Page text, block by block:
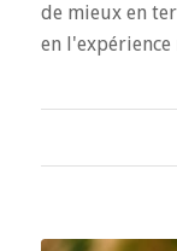
de mieux en
en l'expérience